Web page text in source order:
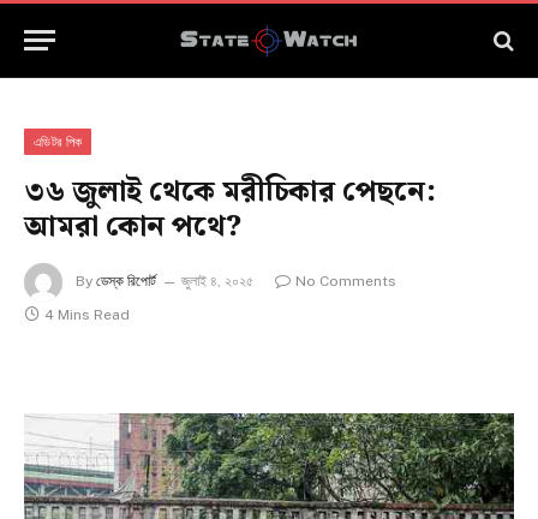
এডিটর পিক
৩৬ জুলাই থেকে মরীচিকার পেছনে:
আমরা কোন পথে?
By ডেস্ক রিপোর্ট জুলাই ৪, ২০২৫
No Comments
4 Mins Read